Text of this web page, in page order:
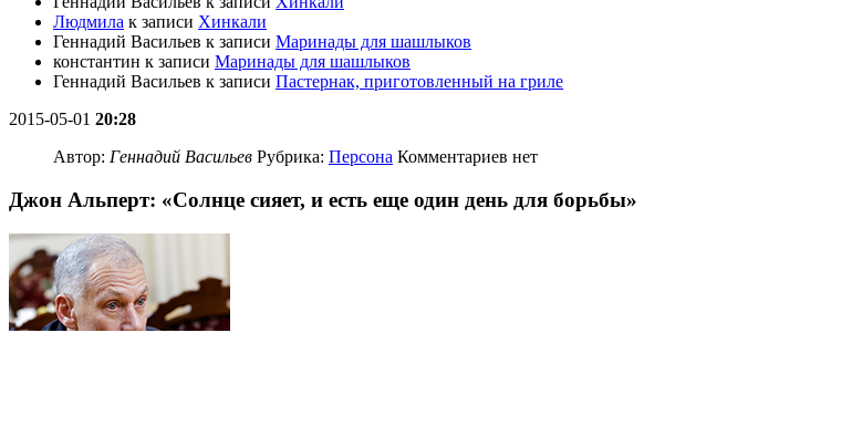
Людмила к записи Хинкали
Геннадий Васильев к записи Маринады для шашлыков
константин к записи Маринады для шашлыков
Геннадий Васильев к записи Пастернак, приготовленный на гриле
2015-05-01 20:28
Автор: Геннадий Васильев Рубрика: Персона Комментариев нет
Джон Альперт: «Солнце сияет, и есть еще один день для борьбы»